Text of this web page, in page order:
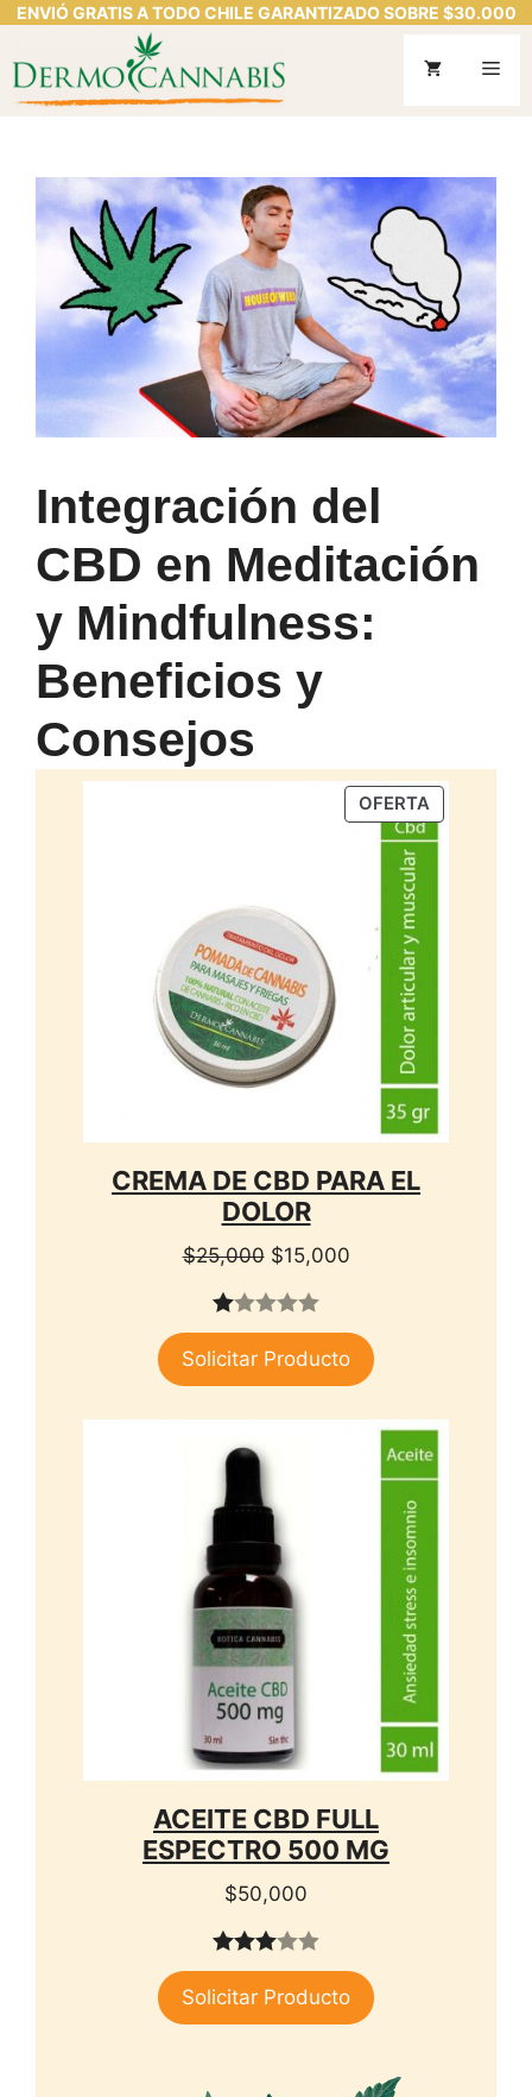
ENVIÓ GRATIS A TODO CHILE GARANTIZADO SOBRE $30.000
al
contenido
Integración del
CBD en Meditación
y Mindfulness:
Beneficios y
Consejos
OFERTAPRODUCTO
EN
CREMA DE CBD PARA EL
DOLOR
$25,000 El
original
$25,000.
$15,000El
es:
$15,000.
1.
00
Solicitar Producto
ACEITE CBD FULL
ESPECTRO 500 MG
$50,000
3.00
de 5
Solicitar Producto